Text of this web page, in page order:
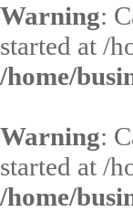
Warning:
started at /
/home/
Warning:
started at /
/home/